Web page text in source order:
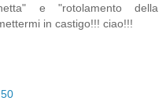
e "rotolamento della
in castigo!!! ciao!!!